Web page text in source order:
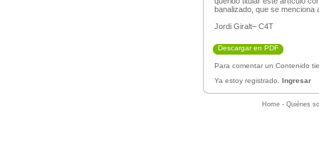
banalizado, que se menciona
Jordi Giralt– C4T
Descargar en PDF
Para comentar un Contenido
Ya estoy registrado. Ingresar
Home - Quiénes